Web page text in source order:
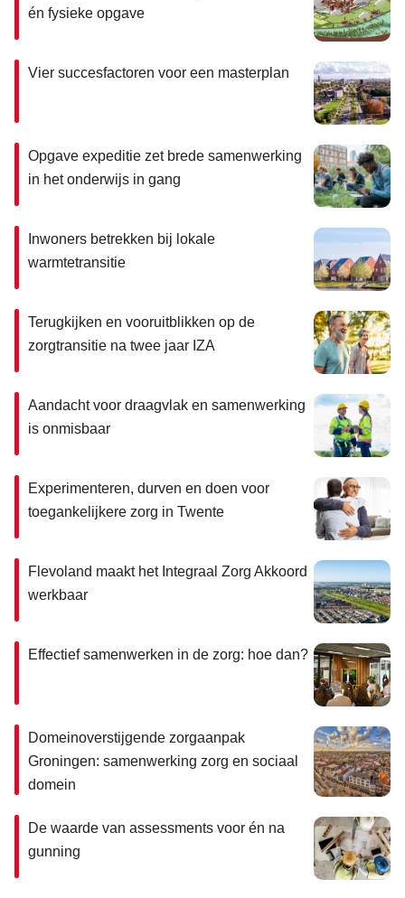
én fysieke opgave
Vier succesfactoren voor een masterplan
Opgave expeditie zet brede samenwerking
in het onderwijs in gang
Inwoners betrekken bij lokale
warmtetransitie
Terugkijken en vooruitblikken op de
zorgtransitie na twee jaar IZA
Aandacht voor draagvlak en samenwerking
is onmisbaar
Experimenteren, durven en doen voor
toegankelijkere zorg in Twente
Flevoland maakt het Integraal Zorg Akkoord
werkbaar
Effectief samenwerken in de zorg: hoe dan?
Domeinoverstijgende zorgaanpak
Groningen: samenwerking zorg en sociaal
domein
De waarde van assessments voor én na
gunning